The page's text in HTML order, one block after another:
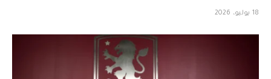
18 يوليو، 2026